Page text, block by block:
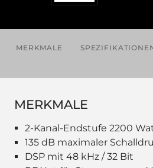
MERKMALE
MERKMALE
2-Kanal-Endstufe 2200
135 dB maximaler
DSP mit 48 kHz / 32 Bit